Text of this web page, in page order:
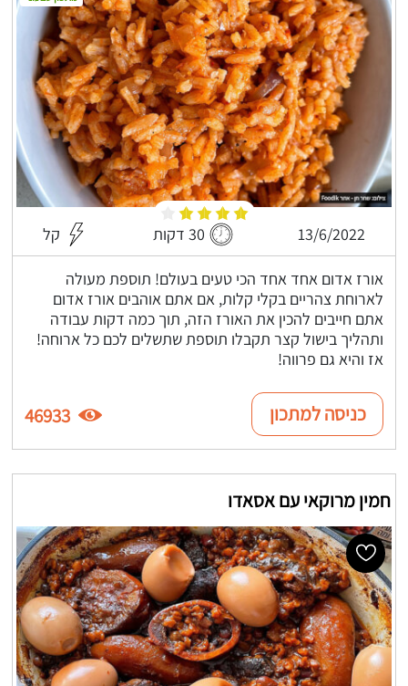
13/6/2022 30 דקות קל
אורז אדום אחד אחד הכי טעים בעולם! תוספת מעולה
לארוחת צהריים בקלי קלות, אם אתם אוהבים אורז אדום
אתם חייבים להכין את האורז הזה, תוך כמה דקות עבודה
ותהליך בישול קצר תקבלו תוספת שתשלים לכם כל ארוחה!
אז והיא גם פרווה!
כניסה למתכון 46933
חמין מרוקאי עם אסאדו